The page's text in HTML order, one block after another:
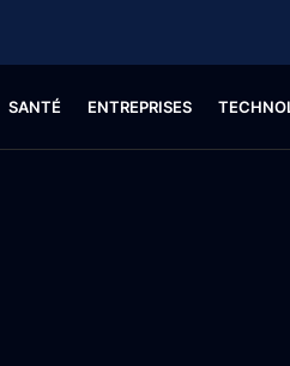
SANTÉ ENTREPRISES